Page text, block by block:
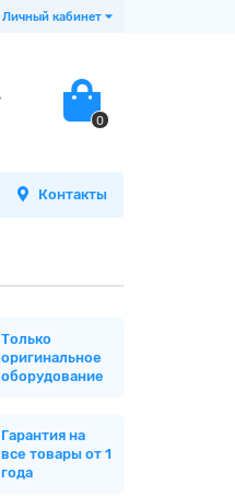
Личный кабинет
0
Контакты
Только
оригинальное
оборудование
Гарантия на
все товары от 1
года